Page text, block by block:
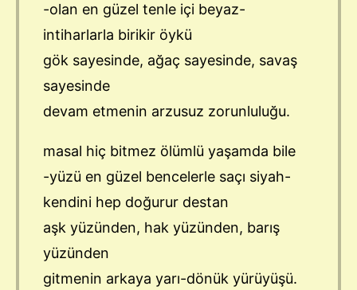
-olan en güzel tenle içi beyaz-
intiharlarla birikir öykü
gök sayesinde, ağaç sayesinde, savaş
sayesinde
devam etmenin arzusuz zorunluluğu.
masal hiç bitmez ölümlü yaşamda bile
-yüzü en güzel bencelerle saçı siyah-
kendini hep doğurur destan
aşk yüzünden, hak yüzünden, barış
yüzünden
gitmenin arkaya yarı-dönük yürüyüşü.